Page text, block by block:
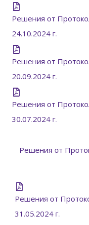
Решения от
24.10.2024 г.
Решения от
20.09.2024 г.
Решения от
30.07.2024 г.
Решения от
Решения от
31.05.2024 г.